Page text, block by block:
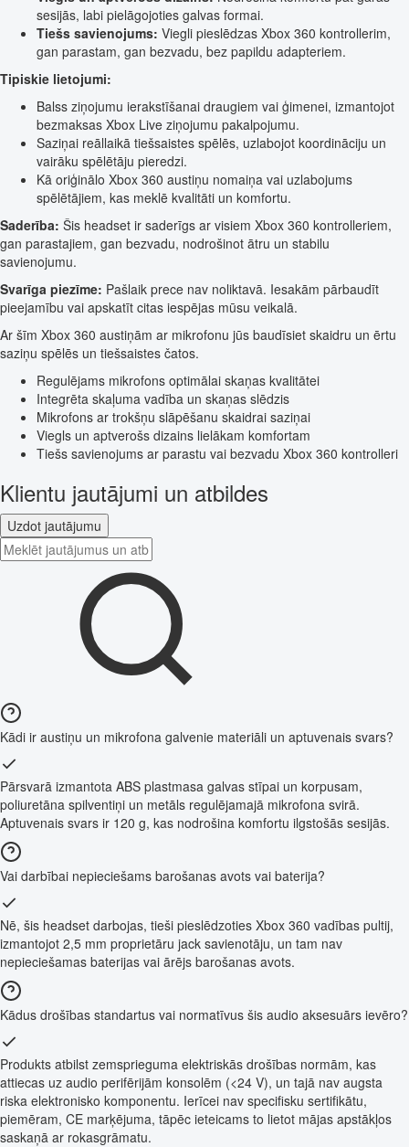
sesijās, labi pielāgojoties galvas formai.
Tiešs savienojums: Viegli pieslēdzas Xbox 360 kontrollerim,
gan parastam, gan bezvadu, bez papildu adapteriem.
Tipiskie lietojumi:
Balss ziņojumu ierakstīšanai draugiem vai ģimenei, izmantojot
bezmaksas Xbox Live ziņojumu pakalpojumu.
Saziņai reāllaikā tiešsaistes spēlēs, uzlabojot koordināciju un
vairāku spēlētāju pieredzi.
Kā oriģinālo Xbox 360 austiņu nomaiņa vai uzlabojums
spēlētājiem, kas meklē kvalitāti un komfortu.
Saderība: Šis headset ir saderīgs ar visiem Xbox 360 kontrolleriem,
gan parastajiem, gan bezvadu, nodrošinot ātru un stabilu
savienojumu.
Svarīga piezīme: Pašlaik prece nav noliktavā. Iesakām pārbaudīt
pieejamību vai apskatīt citas iespējas mūsu veikalā.
Ar šīm Xbox 360 austiņām ar mikrofonu jūs baudīsiet skaidru un ērtu
saziņu spēlēs un tiešsaistes čatos.
Regulējams mikrofons optimālai skaņas kvalitātei
Integrēta skaļuma vadība un skaņas slēdzis
Mikrofons ar trokšņu slāpēšanu skaidrai saziņai
Viegls un aptverošs dizains lielākam komfortam
Tiešs savienojums ar parastu vai bezvadu Xbox 360 kontrolleri
Klientu jautājumi un atbildes
Uzdot jautājumu
Kādi ir austiņu un mikrofona galvenie materiāli un aptuvenais svars?
Pārsvarā izmantota ABS plastmasa galvas stīpai un korpusam,
poliuretāna spilventiņi un metāls regulējamajā mikrofona svirā.
Aptuvenais svars ir 120 g, kas nodrošina komfortu ilgstošās sesijās.
Vai darbībai nepieciešams barošanas avots vai baterija?
Nē, šis headset darbojas, tieši pieslēdzoties Xbox 360 vadības pultij,
izmantojot 2,5 mm proprietāru jack savienotāju, un tam nav
nepieciešamas baterijas vai ārējs barošanas avots.
Kādus drošības standartus vai normatīvus šis audio aksesuārs ievēro?
Produkts atbilst zemsprieguma elektriskās drošības normām, kas
attiecas uz audio perifērijām konsolēm (<24 V), un tajā nav augsta
riska elektronisko komponentu. Ierīcei nav specifisku sertifikātu,
piemēram, CE marķējuma, tāpēc ieteicams to lietot mājas apstākļos
saskaņā ar rokasgrāmatu.